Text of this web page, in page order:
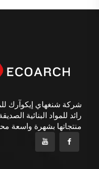
شركة شنغهاي إيكوآرك
رائد للمواد البنائية
منتجاتها بشهرة واسعة